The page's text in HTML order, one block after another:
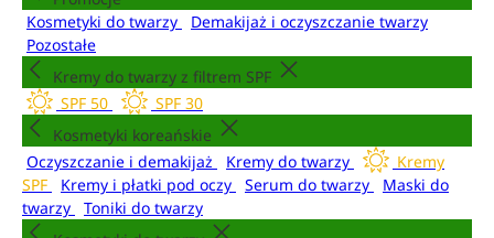
Kosmetyki do twarzy
Demakijaż i oczyszczanie twarzy
Pozostałe
Kremy do twarzy z filtrem SPF
SPF 50
SPF 30
Kosmetyki koreańskie
Oczyszczanie i demakijaż
Kremy do twarzy
Kremy
SPF
Kremy i płatki pod oczy Serum do twarzy
Maski do
twarzy
Toniki do twarzy